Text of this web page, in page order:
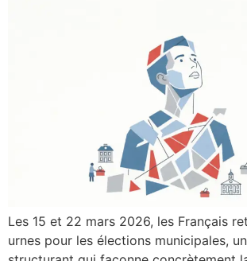
Les 15 et 22 mars 2026, les Français
urnes pour les élections municipales,